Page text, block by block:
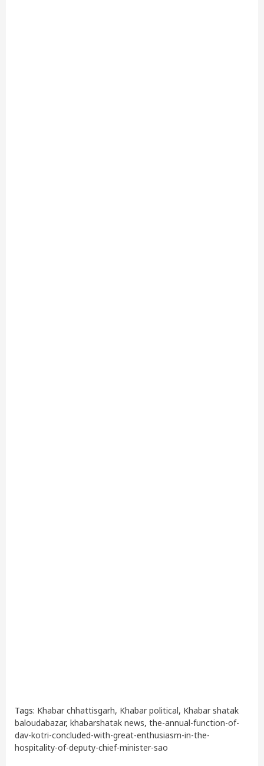
Tags: Khabar chhattisgarh, Khabar political, Khabar shatak
baloudabazar, khabarshatak news, the-annual-function-of-
dav-kotri-concluded-with-great-enthusiasm-in-the-
hospitality-of-deputy-chief-minister-sao